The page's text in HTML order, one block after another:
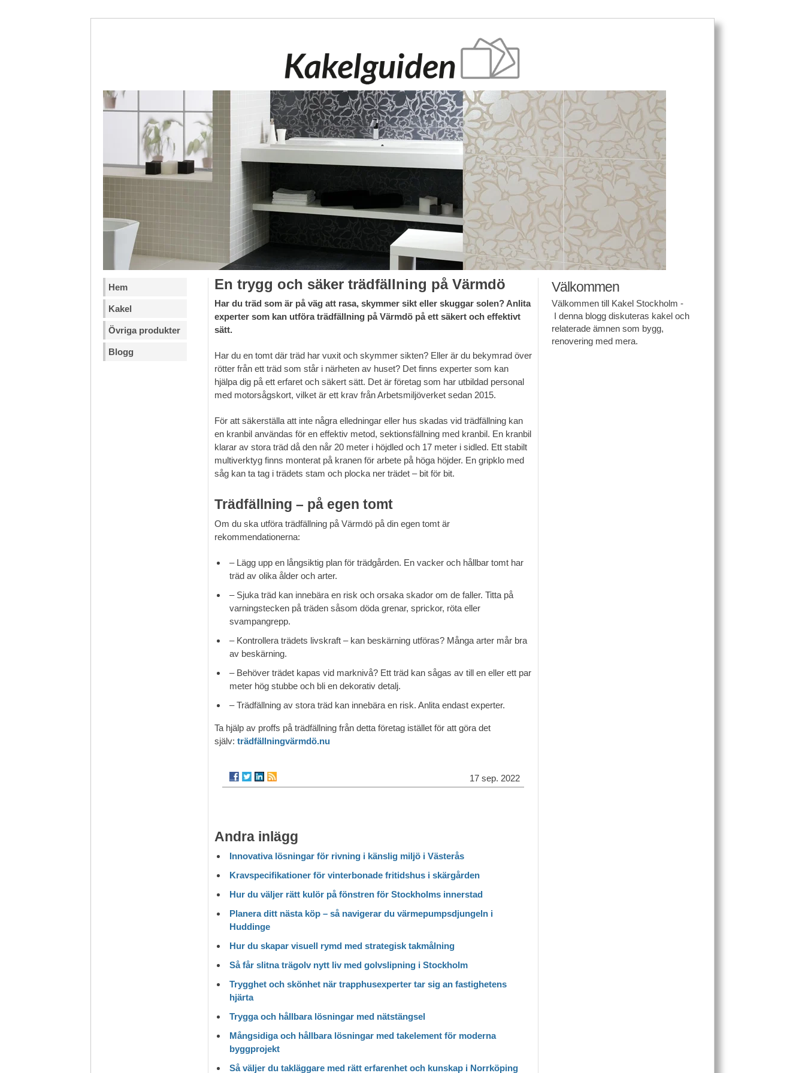
Hem
Kakel
Övriga produkter
Blogg
En trygg och säker trädfällning på Värmdö
Har du träd som är på väg att rasa, skymmer sikt eller skuggar solen? Anlita
experter som kan utföra trädfällning på Värmdö på ett säkert och effektivt
sätt.
Har du en tomt där träd har vuxit och skymmer sikten? Eller är du bekymrad över
rötter från ett träd som står i närheten av huset? Det finns experter som kan
hjälpa dig på ett erfaret och säkert sätt. Det är företag som har utbildad personal
med motorsågskort, vilket är ett krav från Arbetsmiljöverket sedan 2015.
För att säkerställa att inte några elledningar eller hus skadas vid trädfällning kan
en kranbil användas för en effektiv metod, sektionsfällning med kranbil. En kranbil
klarar av stora träd då den når 20 meter i höjdled och 17 meter i sidled. Ett stabilt
multiverktyg finns monterat på kranen för arbete på höga höjder. En gripklo med
såg kan ta tag i trädets stam och plocka ner trädet – bit för bit.
Trädfällning – på egen tomt
Om du ska utföra trädfällning på Värmdö på din egen tomt är
rekommendationerna:
– Lägg upp en långsiktig plan för trädgården. En vacker och hållbar tomt har
träd av olika ålder och arter.
– Sjuka träd kan innebära en risk och orsaka skador om de faller. Titta på
varningstecken på träden såsom döda grenar, sprickor, röta eller
svampangrepp.
– Kontrollera trädets livskraft – kan beskärning utföras? Många arter mår bra
av beskärning.
– Behöver trädet kapas vid marknivå? Ett träd kan sågas av till en eller ett par
meter hög stubbe och bli en dekorativ detalj.
– Trädfällning av stora träd kan innebära en risk. Anlita endast experter.
Ta hjälp av proffs på trädfällning från detta företag istället för att göra det
själv: trädfällningvärmdö.nu
17 sep. 2022
Andra inlägg
Innovativa lösningar för rivning i känslig miljö i Västerås
Kravspecifikationer för vinterbonade fritidshus i skärgården
Hur du väljer rätt kulör på fönstren för Stockholms innerstad
Planera ditt nästa köp – så navigerar du värmepumpsdjungeln i
Huddinge
Hur du skapar visuell rymd med strategisk takmålning
Så får slitna trägolv nytt liv med golvslipning i Stockholm
Trygghet och skönhet när trapphusexperter tar sig an fastighetens
hjärta
Trygga och hållbara lösningar med nätstängsel
Mångsidiga och hållbara lösningar med takelement för moderna
byggprojekt
Så väljer du takläggare med rätt erfarenhet och kunskap i Norrköping
Välkommen
Välkommen till Kakel Stockholm -
I denna blogg diskuteras kakel och
relaterade ämnen som bygg,
renovering med mera.